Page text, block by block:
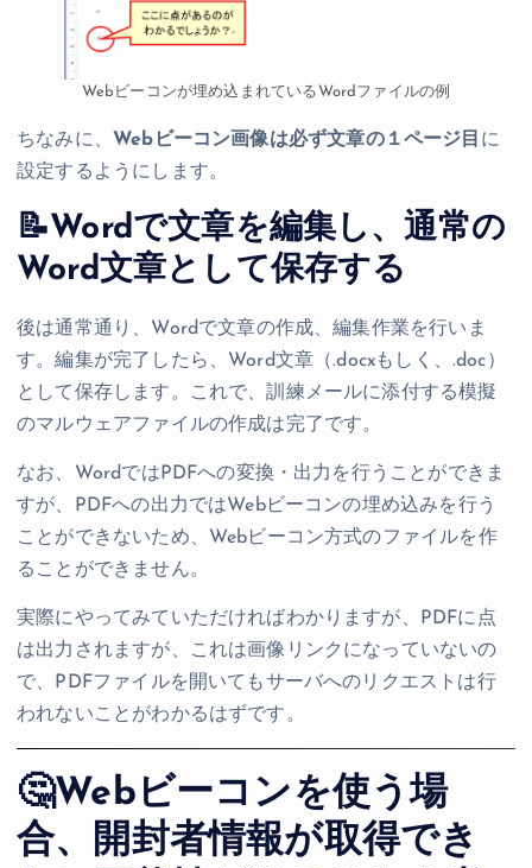
Webビーコンが埋め込まれているWordファイルの例
ちなみに、 Webビーコン画像は必ず文章の１ページ目 に
設定するようにします。
📝Wordで文章を編集し、通常の
Word文章として保存する
後は通常通り、Wordで文章の作成、編集作業を行いま
す。編集が完了したら、Word文章（.docxもしく、.doc）
として保存します。これで、訓練メールに添付する模擬
のマルウェアファイルの作成は完了です。
なお、WordではPDFへの変換・出力を行うことができま
すが、PDFへの出力ではWebビーコンの埋め込みを行う
ことができないため、Webビーコン方式のファイルを作
ることができません。
実際にやってみていただければわかりますが、PDFに点
は出力されますが、これは画像リンクになっていないの
で、PDFファイルを開いてもサーバへのリクエストは行
われないことがわかるはずです。
🤔Webビーコンを使う場
合、開封者情報が取得でき